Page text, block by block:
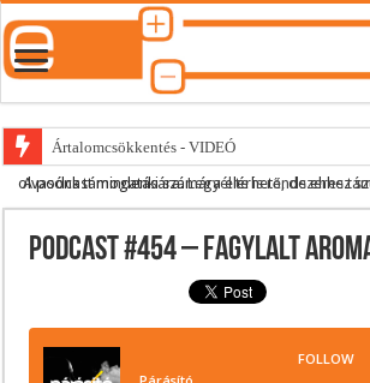
Ártalomcsökkentés - VIDEÓ
E-cigi használati szokások 2.0
Párásító podcast lejátszási lista
A podcast mindenki számára elérhető, de ehhez szükség van minél több olvasónk támogatására.Legyél te is rendszeres
Podcast #454 – Fagylalt